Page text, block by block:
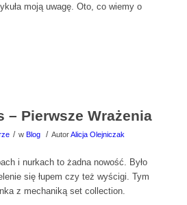
moją uwagę. Oto, co wiemy o
– Pierwsze Wrażenia
/ w Blog / AutorAlicja Olejniczak
i nurkach to żadna nowość. Było
się łupem czy też wyścigi. Tym
z mechaniką set collection.